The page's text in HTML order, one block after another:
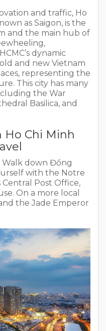
and traffic, Ho
as Saigon, is the
and the main hub of
dynamic
and new Vietnam
representing the
This city has many
the War
Basilica, and
Ho Chi Minh
| Walk down Đồng
with the Notre
Central Post Office,
On a more local
the Jade Emperor